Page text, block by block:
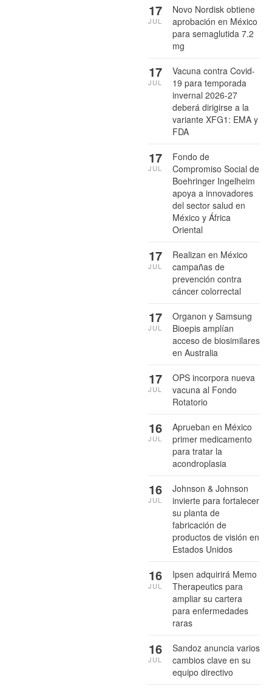
Novo Nordisk obtiene
aprobación en México
para semaglutida 7.2
mg
17
JUL
Vacuna contra Covid-
19 para temporada
invernal 2026-27
deberá dirigirse a la
variante XFG1: EMA y
FDA
17
JUL
Fondo de
Compromiso Social de
Boehringer Ingelheim
apoya a innovadores
del sector salud en
México y África
Oriental
17
JUL
Realizan en México
campañas de
prevención contra
cáncer colorrectal
17
JUL
Organon y Samsung
Bioepis amplían
acceso de biosimilares
en Australia
17
JUL
OPS incorpora nueva
vacuna al Fondo
Rotatorio
17
JUL
Aprueban en México
primer medicamento
para tratar la
acondroplasia
16
JUL
Johnson & Johnson
invierte para fortalecer
su planta de
fabricación de
productos de visión en
Estados Unidos
16
JUL
Ipsen adquirirá Memo
Therapeutics para
ampliar su cartera
para enfermedades
raras
16
JUL
Sandoz anuncia varios
cambios clave en su
equipo directivo
16
JUL